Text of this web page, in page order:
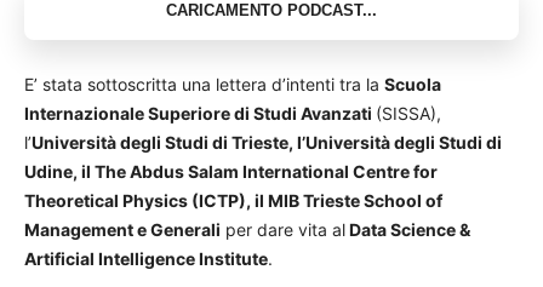
E’ stata sottoscritta una lettera d’intenti tra la Scuola
Internazionale Superiore di Studi Avanzati (SISSA),
l’Università degli Studi di Trieste, l’Università degli Studi di
Udine, il The Abdus Salam International Centre for
Theoretical Physics (ICTP), il MIB Trieste School of
Management e Generali per dare vita alData Science &
Artificial Intelligence Institute.